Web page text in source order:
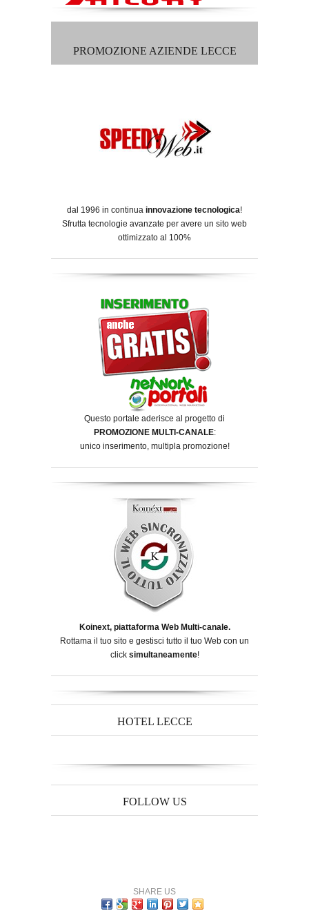
PROMOZIONE AZIENDE LECCE
dal 1996 in continua innovazione tecnologica!
Sfrutta tecnologie avanzate per avere un sito web
ottimizzato al 100%
Questo portale aderisce al progetto di
PROMOZIONE MULTI-CANALE:
unico inserimento, multipla promozione!
Koinext, piattaforma Web Multi-canale.
Rottama il tuo sito e gestisci tutto il tuo Web con un
click simultaneamente!
HOTEL LECCE
FOLLOW US
SHARE US